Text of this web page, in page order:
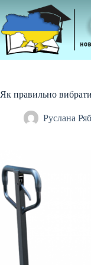
до
вмісту
Як правильно вибрати
Руслана